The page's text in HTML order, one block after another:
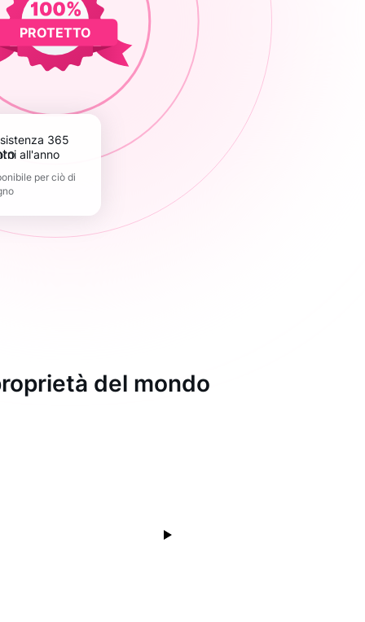
PROTETTO
all'anno
per ciò di
del mondo